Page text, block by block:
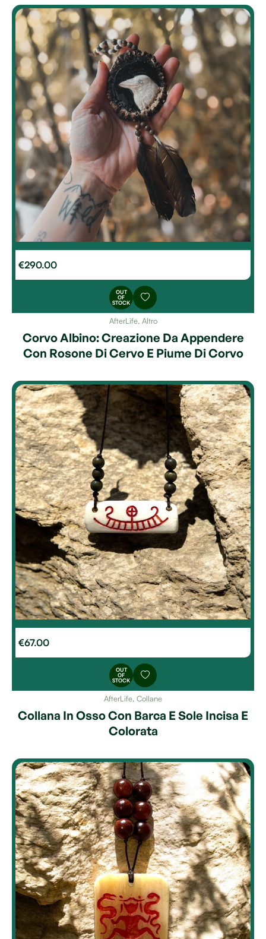
€290.00
OUT
OF
STOCK
AfterLife, Altro
Corvo Albino: Creazione Da Appendere
Con Rosone Di Cervo E Piume Di Corvo
€67.00
OUT
OF
STOCK
AfterLife, Collane
Collana In Osso Con Barca E Sole Incisa E
Colorata